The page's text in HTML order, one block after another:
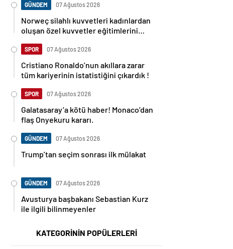
GÜNDEM 07 Ağustos 2026
Norweç silahlı kuvvetleri kadınlardan
oluşan özel kuvvetler eğitimlerini
SPOR 07 Ağustos 2026
Cristiano Ronaldo’nun akıllara zarar
tüm kariyerinin istatistiğini çıkardık !
SPOR 07 Ağustos 2026
Galatasaray’a kötü haber! Monaco’dan
flaş Onyekuru kararı.
GÜNDEM 07 Ağustos 2026
Trump’tan seçim sonrası ilk mülakat
GÜNDEM 07 Ağustos 2026
Avusturya başbakanı Sebastian Kurz
ile ilgili bilinmeyenler
KATEGORİNİN POPÜLERLERİ